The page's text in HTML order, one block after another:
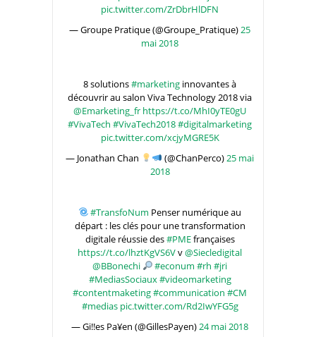
pic.twitter.com/ZrDbrHlDFN
— Groupe Pratique (@Groupe_Pratique)25
mai 2018
8 solutions#marketing innovantes à
découvrir au salon Viva Technology 2018 via
@Emarketing_fr https://t.co/MhI0yTE0gU
#VivaTech #VivaTech2018#digitalmarketing
pic.twitter.com/xcjyMGRE5K
— Jonathan Chan
(@ChanPerco)25 mai
2018
#TransfoNum Penser numérique au
départ : les clés pour une transformation
digitale réussie des#PMEfrançaises
https://t.co/lhztKgVS6Vv@Siecledigital
@BBonechi
#econum #rh #jri
#MediasSociaux#videomarketing
#contentmaketing#communication #CM
#medias pic.twitter.com/Rd2IwYFG5g
— Gi!!es Pa¥en (@GillesPayen)24 mai 2018